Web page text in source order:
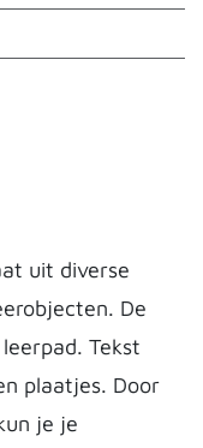
uit diverse
De
Tekst
plaatjes. Door
je je